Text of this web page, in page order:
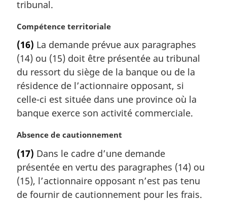
n
l
:
tribunal.
N
t
e
m
a
g
i
a
l
e
:
Compétence territoriale
(16) La demande prévue aux paragraphes
(14) ou (15) doit être présentée au tribunal
du ressort du siège de la banque ou de la
résidence de l’actionnaire opposant, si
celle-ci est située dans une province où la
banque exerce son activité commerciale.
N
t
e
m
a
Absence de cautionnement
(17) Dans le cadre d’une demande
présentée en vertu des paragraphes (14) ou
(15), l’actionnaire opposant n’est pas tenu
de fournir de cautionnement pour les frais.